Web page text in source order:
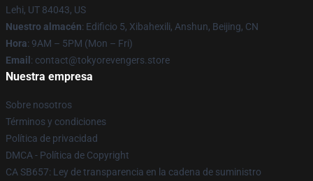
Lehi, UT 84043, US
Nuestro almacén: Edificio 5, Xibahexili, Anshun, Beijing, CN
Hora: 9AM – 5PM (Mon – Fri)
Email : contact@tokyorevengers.store
Nuestra empresa
Sobre nosotros
Términos y condiciones
Política de privacidad
DMCA - Política de Copyright
CA SB657: Ley de transparencia en la cadena de suministro